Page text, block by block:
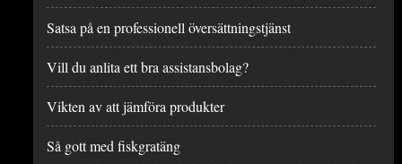
Satsa på en professionell översättningstjänst
Vill du anlita ett bra assistansbolag?
Vikten av att jämföra produkter
Så gott med fiskgratäng